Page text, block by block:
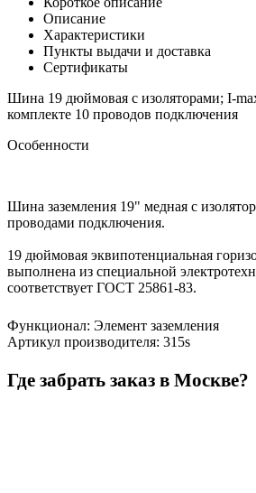
Описание
Характеристики
Пункты выдачи и доставка
Сертификаты
Шина 19 дюймовая с изоляторами; I-
комплекте 10 проводов подключения
Особенности
Шина заземления 19" медная с
проводами подключения.
19 дюймовая эквипотенциальная
выполнена из специальной
соответствует ГОСТ 25861-83.
Функционал: Элемент заземления
Артикул производителя: 315s
Где забрать заказ в Москве?